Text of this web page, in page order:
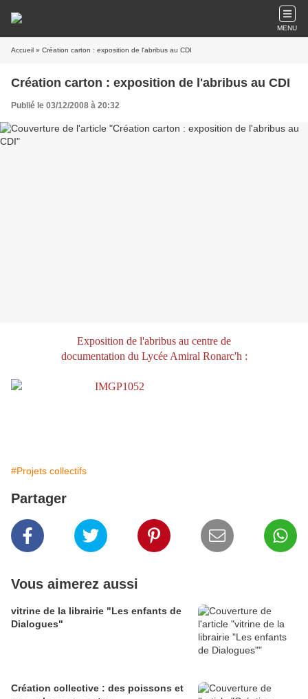
MENU
Accueil » Création carton : exposition de l'abribus au CDI
Création carton : exposition de l'abribus au CDI
Publié le 03/12/2008 à 20:32
Exposition de l'abribus au centre de
documentation du Lycée Amiral Ronarc'h :
#Projets collectifs
Partager
Vous aimerez aussi
vitrine de la librairie "Les enfants de
Dialogues"
Création collective : des poissons et